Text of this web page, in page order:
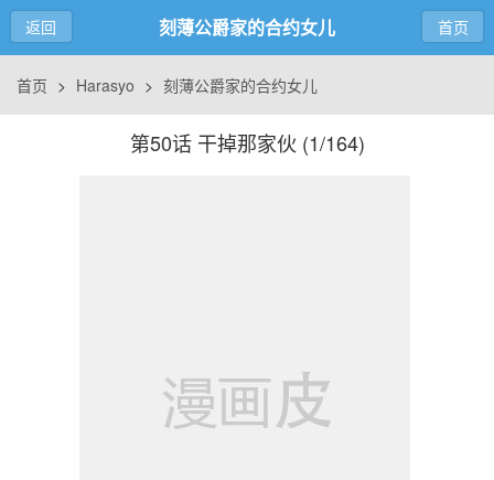
返回 刻薄公爵家的合约女儿 首页
首页 > Harasyo > 刻薄公爵家的合约女儿
第50话 干掉那家伙 (1/164)